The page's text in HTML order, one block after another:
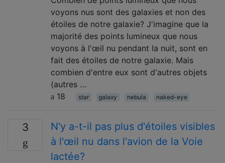
voyons nus sont des galaxies et non des
étoiles de notre galaxie? J'imagine que la
majorité des points lumineux que nous
voyons à l'œil nu pendant la nuit, sont en
fait des étoiles de notre galaxie. Mais
combien d'entre eux sont d'autres objets
(autres …
18
star galaxy nebula naked-eye
3
N'y a-t-il pas plus d'étoiles visibles
à l'œil nu dans l'avion de la Voie
lactée?